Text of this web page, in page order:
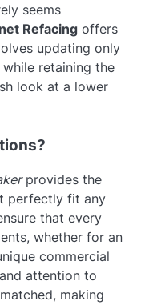
seems
Refacing offers
updating only
retaining the
look at a lower
provides the
perfectly fit any
that every
whether for an
commercial
attention to
making